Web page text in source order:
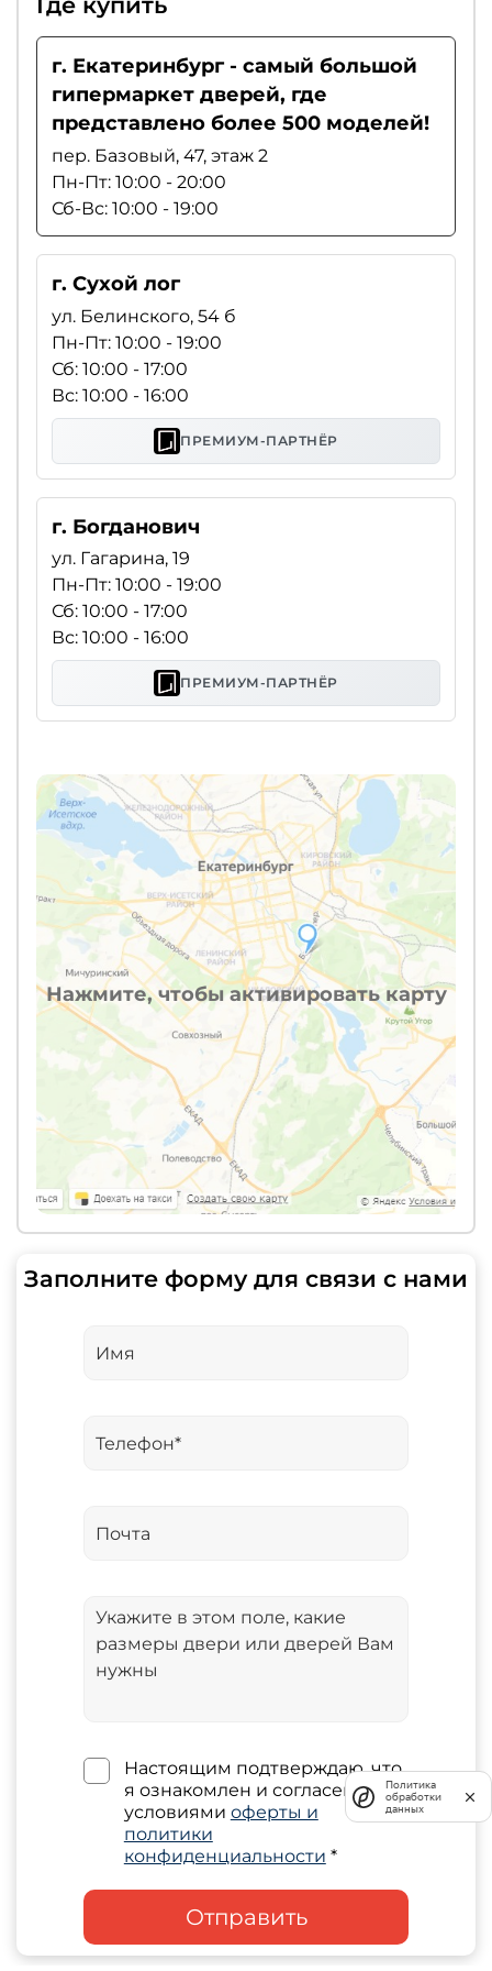
Нажмите, чтобы активировать карту
г. Екатеринбург - самый большой
гипермаркет дверей, где
представлено более 500 моделей!
пер. Базовый, 47, этаж 2
Пн-Пт: 10:00 - 20:00
Сб-Вс: 10:00 - 19:00
г. Сухой лог
ул. Белинского, 54 б
Пн-Пт: 10:00 - 19:00
Сб: 10:00 - 17:00
Вс: 10:00 - 16:00
ПРЕМИУМ-ПАРТНЁР
г. Богданович
ул. Гагарина, 19
Пн-Пт: 10:00 - 19:00
Сб: 10:00 - 17:00
Вс: 10:00 - 16:00
ПРЕМИУМ-ПАРТНЁР
Заполните форму для связи с нами
Настоящим подтверждаю, что
я ознакомлен и согласен с
условиями оферты и
политики
конфиденциальности *
Отправить
Политика
обработки
данных